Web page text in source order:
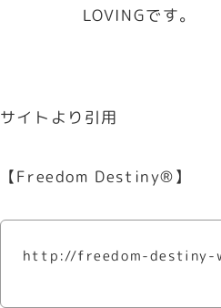
LOVINGです。
サイトより引用
【Freedom Destiny®︎】
http://freedom-